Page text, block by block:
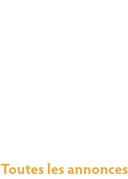
Toutes les annonces